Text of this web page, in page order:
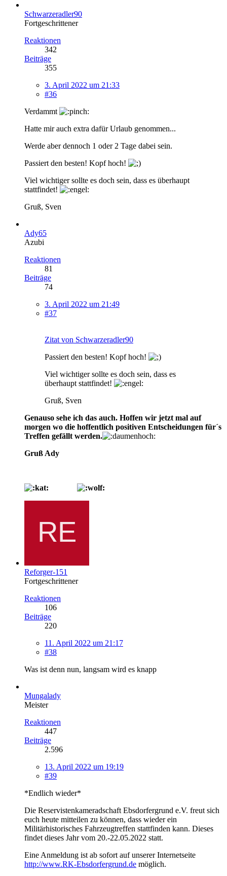
Schwarzeradler90
Fortgeschrittener
Reaktionen
342
Beiträge
355
3. April 2022 um 21:33
#36
Verdammt
Hatte mir auch extra dafür Urlaub genommen...
Werde aber dennoch 1 oder 2 Tage dabei sein.
Passiert den besten! Kopf hoch!
Viel wichtiger sollte es doch sein, dass es überhaupt
stattfindet!
Gruß, Sven
Ady65
Azubi
Reaktionen
81
Beiträge
74
3. April 2022 um 21:49
#37
Zitat von Schwarzeradler90
Passiert den besten! Kopf hoch!
Viel wichtiger sollte es doch sein, dass es
überhaupt stattfindet!
Gruß, Sven
Genauso sehe ich das auch. Hoffen wir jetzt mal auf
morgen wo die hoffentlich positiven Entscheidungen für´s
Treffen gefällt werden.
Gruß Ady
Reforger-151
Fortgeschrittener
Reaktionen
106
Beiträge
220
11. April 2022 um 21:17
#38
Was ist denn nun, langsam wird es knapp
Mungalady
Meister
Reaktionen
447
Beiträge
2.596
13. April 2022 um 19:19
#39
*Endlich wieder*
Die Reservistenkameradschaft Ebsdorfergrund e.V. freut sich
euch heute mitteilen zu können, dass wieder ein
Militärhistorisches Fahrzeugtreffen stattfinden kann. Dieses
findet dieses Jahr vom 20.-22.05.2022 statt.
Eine Anmeldung ist ab sofort auf unserer Internetseite
http://www.RK-Ebsdorfergrund.de möglich.